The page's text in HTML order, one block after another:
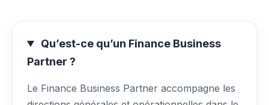
Qu’est-ce qu’un Finance Business
Partner ?
Le Finance Business Partner accompagne les